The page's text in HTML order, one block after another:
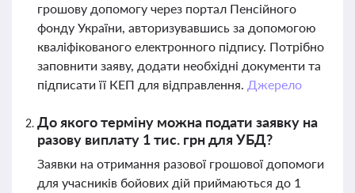
грошову допомогу через портал Пенсійного
фонду України, авторизувавшись за допомогою
кваліфікованого електронного підпису. Потрібно
заповнити заяву, додати необхідні документи та
підписати її КЕП для відправлення. Джерело
До якого терміну можна подати заявку на
разову виплату 1 тис. грн для УБД?
Заявки на отримання разової грошової допомоги
для учасників бойових дій приймаються до 1